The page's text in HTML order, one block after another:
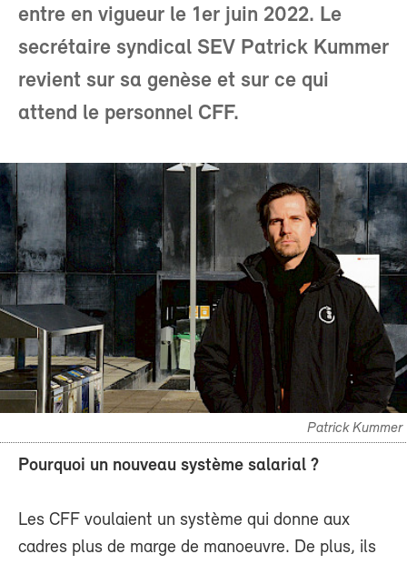
entre en vigueur le 1er juin 2022. Le
secrétaire syndical SEV Patrick Kummer
revient sur sa genèse et sur ce qui
attend le personnel CFF.
Patrick Kummer
Pourquoi un nouveau système salarial ?
Les CFF voulaient un système qui donne aux
cadres plus de marge de manoeuvre. De plus, ils